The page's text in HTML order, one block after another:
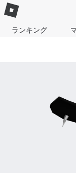
ランキング